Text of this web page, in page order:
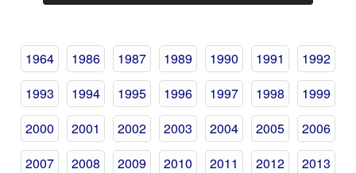
1964 1986 1987 1989 1990 1991
1992
1993
1994 1995 1996 1997 1998
1999
2000
2001 2002 2003 2004 2005
2006
2007
2008 2009 2010 2011 2012
2013